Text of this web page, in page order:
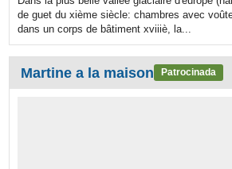
de guet du xième siècle: chambres avec
dans un corps de bâtiment xviiiè, la...
Martine a la maison Patrocinada